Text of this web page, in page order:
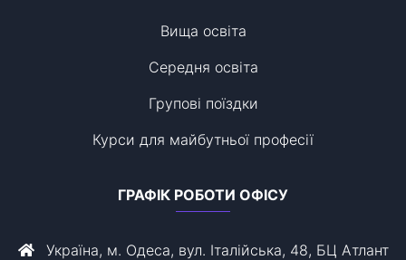
Вища освіта
Середня освіта
Групові поїздки
Курси для майбутньої професії
ГРАФІК РОБОТИ ОФІСУ
Україна, м. Одеса, вул. Італійська, 48, БЦ Атлант